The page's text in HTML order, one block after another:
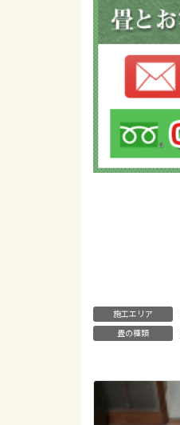
施工エリア
畳の種類